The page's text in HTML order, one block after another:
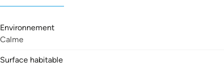
Environnement
Calme
Surface habitable